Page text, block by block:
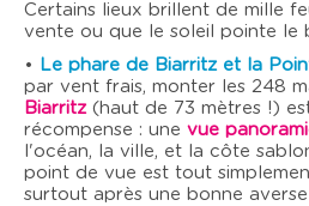
Certains lieux brillent de mille
vente ou que le soleil pointe le
• Le phare de Biarritz et la
par vent frais, monter les 248
Biarritz(haut de 73 mètres !)
récompense : une vue
l'océan, la ville, et la côte
point de vue est tout
surtout après une bonne